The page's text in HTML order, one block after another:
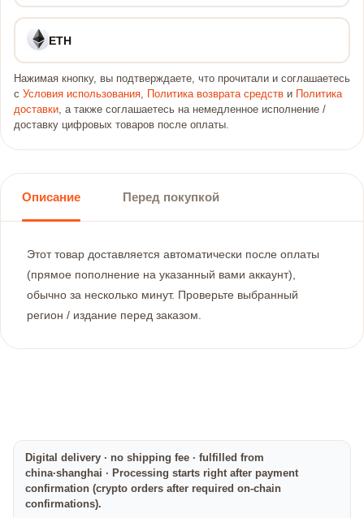
ETH
Нажимая кнопку, вы подтверждаете, что прочитали и соглашаетесь
с Условия использования, Политика возврата средств и
Политика
доставки, а также соглашаетесь на немедленное исполнение /
доставку цифровых товаров после оплаты.
Описание Перед покупкой
Этот товар доставляется автоматически после оплаты
(прямое пополнение на указанный вами аккаунт),
обычно за несколько минут. Проверьте выбранный
регион / издание перед заказом.
Digital delivery · no shipping fee · fulfilled from
china·shanghai · Processing starts right after payment
confirmation (crypto orders after required on-chain
confirmations).